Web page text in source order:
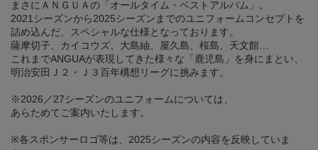
まさにＡＮＧＵＡの「オールタイム・ベストアルバム」。
2021シーズンから2025シーズンまでのユニフォームコンセプトを
詰め込んだ、スペシャルな仕様となっております。
薩摩切子、カイコウズ、大島紬、屋久島、桜島、天文館…
これまでANGUAが表現してきた様々な「鹿児島」を身にまとい、
明治安田Ｊ２・Ｊ３百年構想リーグに挑みます。
※2026／27シーズンのユニフォームについては、
あらためてご案内いたします。
※各スポンサーロゴ等は、2025シーズンの内容を反映していま